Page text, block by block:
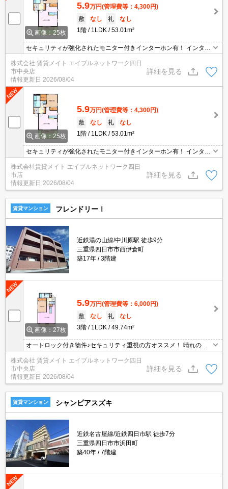
画像：25枚
5.9万円(管理費等：4,300円)
敷
なし 礼
なし
1階
1LDK 53.01m²
セキュリティが強化されたモニター付きインターホン有！ インター
ネット無料物件！面倒な個人での手続き不要でご利用いただけます♪
私生活はもちろんテレワーク勤務の方にもおすすめですよ♪
株式会社 賃貸メイト エイブルネットワーク四日
市中央店
情報更新日 2026/08/04
詳細を見る
画像：25枚
5.9万円(管理費等：4,300円)
敷
なし 礼
なし
1階
1LDK 53.01m²
セキュリティが強化されたモニター付きインターホン有！ インター
ネット無料物件！面倒な個人での手続き不要でご利用いただけます♪
私生活はもちろんテレワーク勤務の方にもおすすめですよ♪
株式会社賃貸メイト エイブルネットワーク四日
市店
情報更新日 2026/08/04
詳細を見る
賃貸マンション フレンドリーⅠ
近鉄湯の山線/中川原駅 徒歩9分
三重県四日市市西伊倉町
築17年
3階建
画像：27枚
5.9万円(管理費等：6,000円)
敷
なし 礼
なし
3階
1LDK 49.74m²
オートロック付き物件♪セキュリティ重視の方オススメ！ 晴れの日
も雨の日も梅雨の日もどんな時でもあなたの味方！ 浴室乾燥機付き
のオススメ物件で快適ライフを過ごしてみませんか？
株式会社 賃貸メイト エイブルネットワーク四日
市中央店
情報更新日 2026/08/04
詳細を見る
賃貸マンション シャンピアスズキ
近鉄名古屋線/近鉄四日市駅 徒歩7分
三重県四日市市浜田町
築40年
7階建